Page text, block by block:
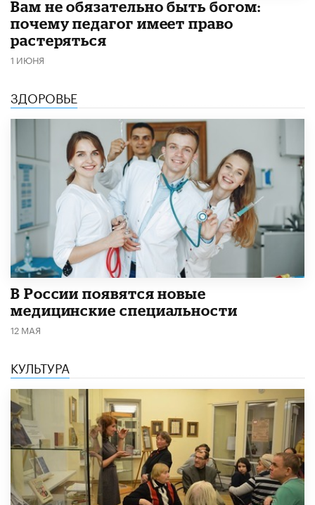
​Вам не обязательно быть богом:
почему педагог имеет право
растеряться
1 ИЮНЯ
ЗДОРОВЬЕ
В России появятся новые
медицинские специальности
12 МАЯ
КУЛЬТУРА